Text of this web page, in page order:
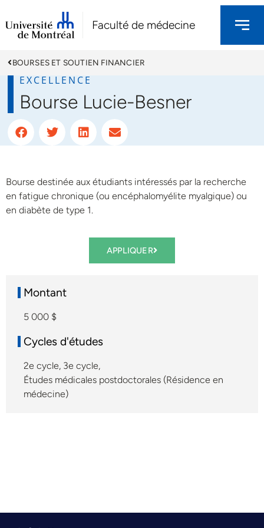
Faculté de médecine
BOURSES ET SOUTIEN FINANCIER
EXCELLENCE
Bourse Lucie-Besner
Bourse destinée aux étudiants intéressés par la recherche
en fatigue chronique (ou encéphalomyélite myalgique) ou
en diabète de type 1.
APPLIQUER
Montant
5 000 $
Cycles d'études
2e cycle, 3e cycle,
Études médicales postdoctorales (Résidence en
médecine)